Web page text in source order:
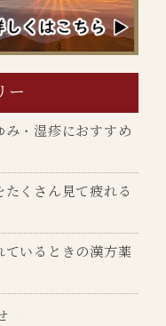
ー
・湿疹におすすめ
くさん見て疲れる
いるときの漢方薬